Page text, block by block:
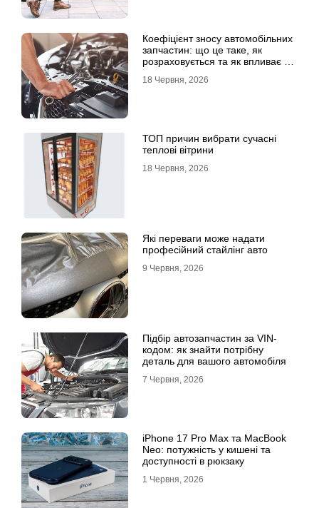
Коефіцієнт зносу автомобільних
запчастин: що це таке, як
розраховується та як впливає на
18 Червня, 2026
ТОП причин вибрати сучасні
теплові вітрини
18 Червня, 2026
Які переваги може надати
професійний стайлінг авто
9 Червня, 2026
Підбір автозапчастин за VIN-
кодом: як знайти потрібну
деталь для вашого автомобіля
7 Червня, 2026
iPhone 17 Pro Max та MacBook
Neo: потужність у кишені та
доступності в рюкзаку
1 Червня, 2026